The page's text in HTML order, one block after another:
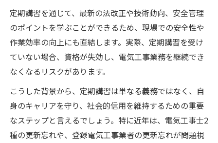
定期講習を通じて、最新の法改正や技術動向、安全管理
のポイントを学ぶことができるため、現場での安全性や
作業効率の向上にも直結します。実際、定期講習を受け
ていない場合、資格が失効し、電気工事業務を継続でき
なくなるリスクがあります。
こうした背景から、定期講習は単なる義務ではなく、自
身のキャリアを守り、社会的信用を維持するための重要
なステップと言えるでしょう。特に近年は、電気工事士2
種の更新忘れや、登録電気工事業者の更新忘れが問題視